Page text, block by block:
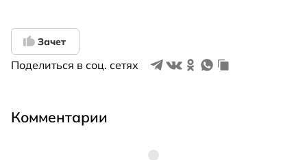
Зачет
Поделиться в соц. сетях
Комментарии